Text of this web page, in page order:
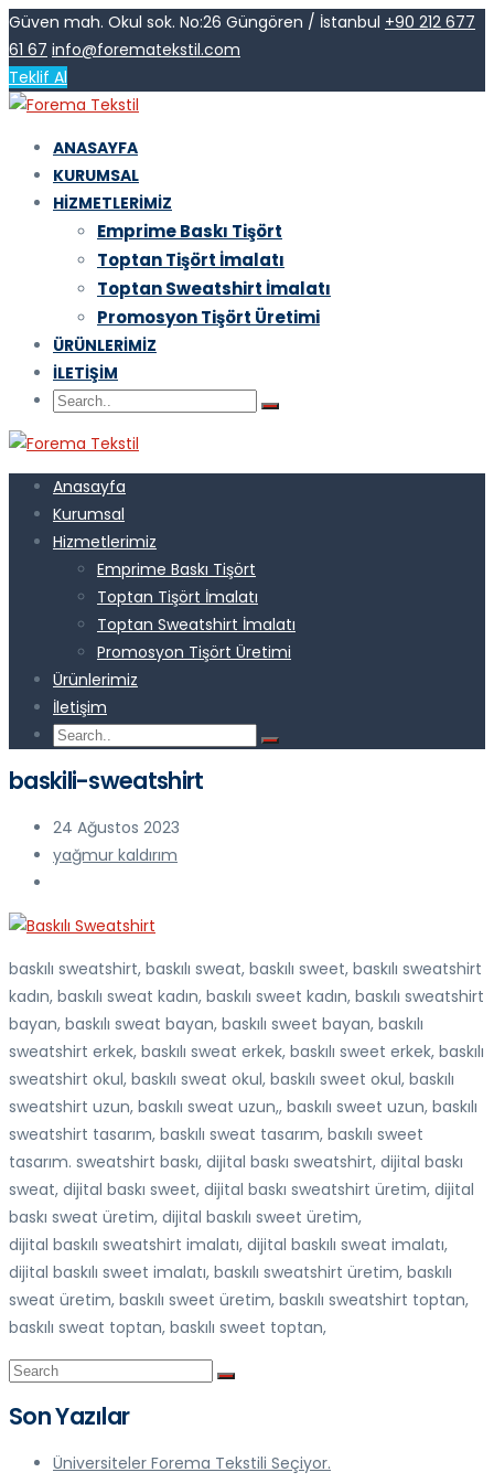
Güven mah. Okul sok. No:26 Güngören / İstanbul +90 212 677
61 67 info@forematekstil.com
Teklif Al
ANASAYFA
KURUMSAL
HIZMETLERIMIZ
Emprime Baskı Tişört
Toptan Tişört İmalatı
Toptan Sweatshirt İmalatı
Promosyon Tişört Üretimi
ÜRÜNLERIMIZ
İLETIŞIM
Anasayfa
Kurumsal
Hizmetlerimiz
Emprime Baskı Tişört
Toptan Tişört İmalatı
Toptan Sweatshirt İmalatı
Promosyon Tişört Üretimi
Ürünlerimiz
İletişim
baskili-sweatshirt
24 Ağustos 2023
yağmur kaldırım
baskılı sweatshirt, baskılı sweat, baskılı sweet, baskılı sweatshirt
kadın, baskılı sweat kadın, baskılı sweet kadın, baskılı sweatshirt
bayan, baskılı sweat bayan, baskılı sweet bayan, baskılı
sweatshirt erkek, baskılı sweat erkek, baskılı sweet erkek, baskılı
sweatshirt okul, baskılı sweat okul, baskılı sweet okul, baskılı
sweatshirt uzun, baskılı sweat uzun,, baskılı sweet uzun, baskılı
sweatshirt tasarım, baskılı sweat tasarım, baskılı sweet
tasarım. sweatshirt baskı, dijital baskı sweatshirt, dijital baskı
sweat, dijital baskı sweet, dijital baskı sweatshirt üretim, dijital
baskı sweat üretim, dijital baskılı sweet üretim,
dijital baskılı sweatshirt imalatı, dijital baskılı sweat imalatı,
dijital baskılı sweet imalatı, baskılı sweatshirt üretim, baskılı
sweat üretim, baskılı sweet üretim, baskılı sweatshirt toptan,
baskılı sweat toptan, baskılı sweet toptan,
Son Yazılar
Üniversiteler Forema Tekstili Seçiyor.